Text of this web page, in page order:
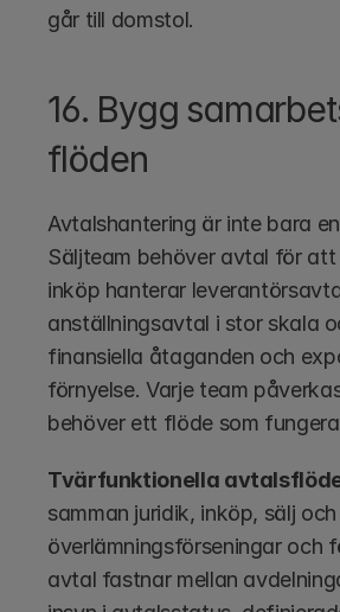
går till domstol.
16. Bygg
flöden
Avtalshantering är inte bara
Säljteam behöver avtal för
inköp hanterar
anställningsavtal i stor skala
finansiella åtaganden och
förnyelse. Varje team
behöver ett flöde som
Tvärfunktionella
samman juridik, inköp, sälj
överlämningsförseningar och
avtal fastnar mellan